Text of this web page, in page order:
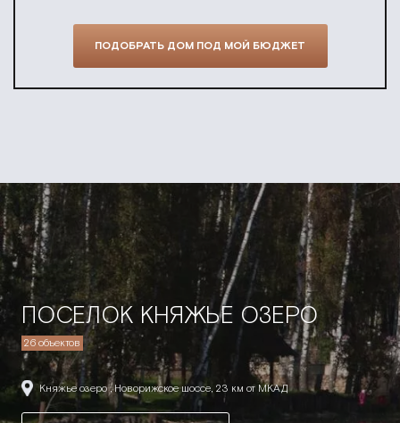
ПОДОБРАТЬ ДОМ ПОД МОЙ БЮДЖЕТ
ПОСЕЛОК КНЯЖЬЕ ОЗЕРО
26 объектов
Княжье озеро , Новорижское шоссе, 23 км от МКАД